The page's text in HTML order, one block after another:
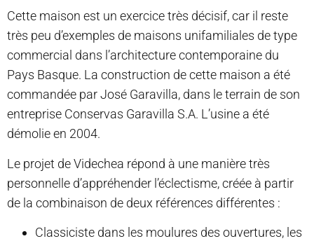
Cette maison est un exercice très décisif, car il reste
très peu d’exemples de maisons unifamiliales de type
commercial dans l’architecture contemporaine du
Pays Basque. La construction de cette maison a été
commandée par José Garavilla, dans le terrain de son
entreprise Conservas Garavilla S.A. L’usine a été
démolie en 2004.
Le projet de Videchea répond à une manière très
personnelle d’appréhender l’éclectisme, créée à partir
de la combinaison de deux références différentes :
Classiciste dans les moulures des ouvertures, les